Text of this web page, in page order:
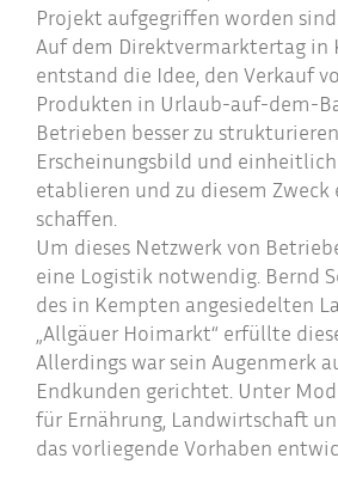
Projekt aufgegriffen worden sind.
Auf dem Direktvermarktertag in
entstand die Idee, den Verkauf
Produkten in Urlaub-auf-dem-
Betrieben besser zu
Erscheinungsbild und
etablieren und zu diesem Zweck
schaffen.
Um dieses Netzwerk von
eine Logistik notwendig. Bernd
des in Kempten angesiedelten
„Allgäuer Hoimarkt“ erfüllte
Allerdings war sein Augenmerk
Endkunden gerichtet. Unter
für Ernährung, Landwirtschaft
das vorliegende Vorhaben